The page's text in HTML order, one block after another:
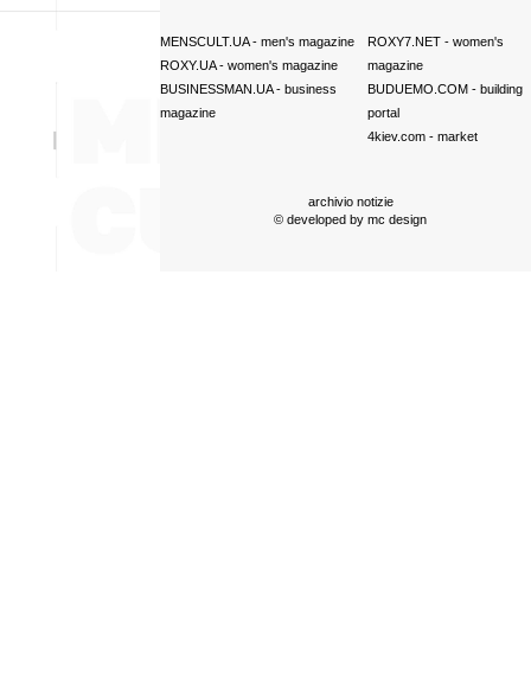
MENSCULT.UA- men's magazine
ROXY.UA- women's magazine
BUSINESSMAN.UA- business
magazine
ROXY7.NET- women's
magazine
BUDUEMO.COM- building
portal
4kiev.com- market
archivio notizie
© developed by mc design